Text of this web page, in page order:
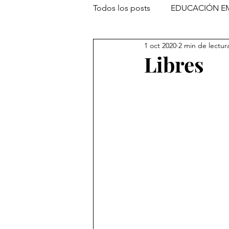
Todos los posts EDUCACIÓN
Libres
1 oct 2020 2 min de